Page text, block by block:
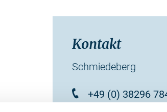
Kontakt
Schmiedeberg
+49 (0) 38296